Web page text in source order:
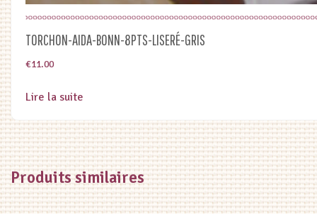
TORCHON-AIDA-BONN-8PTS-LISERÉ-GRIS
€11.00
Lire la suite
Produits similaires